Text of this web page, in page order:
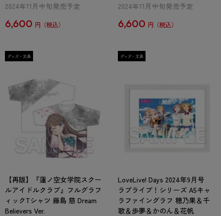
2024年11月中旬発売予定
6,600 円
2024年11月中旬発売予定
6,600 円
【再販】『蓮ノ空女学院スクー
ルアイドルクラブ』フルグラフ
ィックTシャツ 藤島 慈 Dream
Believers Ver.
LoveLive! Days 2024年9月号
ラブライブ！シリーズ A5キャ
ラファイングラフ 穂乃果＆千
歌＆歩夢＆かのん＆花帆